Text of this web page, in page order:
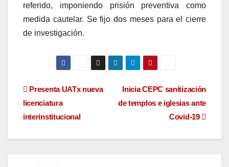
referido, imponiendo prisión preventiva como
medida cautelar. Se fijo dos meses para el cierre
de investigación.
Navegación
de
entradas
Inicia CEPC sanitización
de templos e iglesias ante
Covid-19
Presenta UATx nueva
licenciatura
interinstitucional